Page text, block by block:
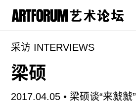
artguide
新闻
展评
采访 INTERVIEWS
梁硕
2017.04.05 • 梁硕谈“来虩虩”